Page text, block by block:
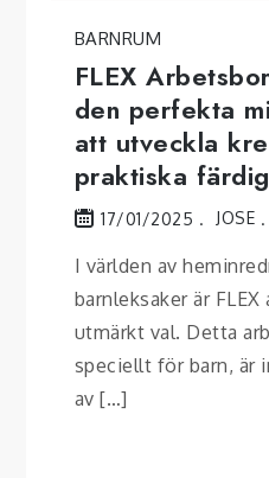
BARNRUM
FLEX
den perfekta
att utveckla
praktiska
17/01/2025 JOSE
I världen av
barnleksaker är
utmärkt val. Detta
speciellt för barn, är
av […]